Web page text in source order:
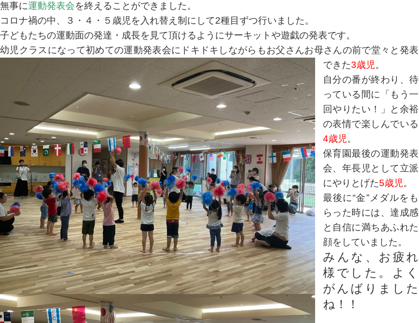
無事に運動発表会を終えることができました。
コロナ禍の中、３・４・５歳児を入れ替え制にして2種目ずつ行いました。
子どもたちの運動面の発達・成長を見て頂けるようにサーキットや遊戯の発表です。
幼児クラスになって初めての運動発表会にドキドキしながらもお父さんお母さんの前で堂々と発表
できた3歳児。
自分の番が終わり、待
っている間に「もう一
回やりたい！」と余裕
の表情で楽しんでいる
4歳児。
保育園最後の運動発表
会、年長児として立派
にやりとげた5歳児。
最後に“金”メダルをも
らった時には、達成感
と自信に満ちあふれた
顔をしていました。
みんな、お疲れ
様でした。よく
がんばりました
ね！！